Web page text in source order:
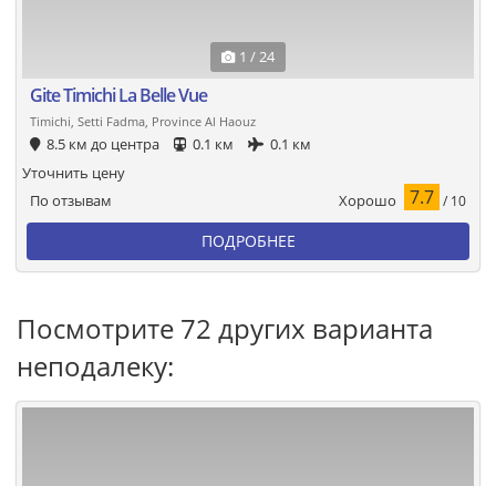
1 / 24
Gite Timichi La Belle Vue
Timichi, Setti Fadma, Province Al Haouz
8.5 км до центра 0.1 км 0.1 км
По отзывам Хорошо 7.7 / 10
Уточнить цену
ПОДРОБНЕЕ
Посмотрите 72 других варианта
неподалеку: